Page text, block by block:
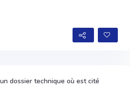
dossier technique où est cité